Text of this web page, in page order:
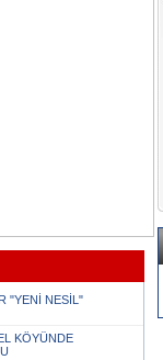
"YENİ NESİL"
KÖYÜNDE